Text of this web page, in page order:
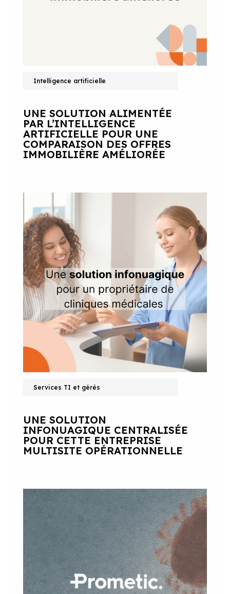
Intelligence artificielle
UNE SOLUTION ALIMENTÉE
PAR L’INTELLIGENCE
ARTIFICIELLE POUR UNE
COMPARAISON DES OFFRES
IMMOBILIÈRE AMÉLIORÉE
Services TI et gérés
UNE SOLUTION
INFONUAGIQUE CENTRALISÉE
POUR CETTE ENTREPRISE
MULTISITE OPÉRATIONNELLE